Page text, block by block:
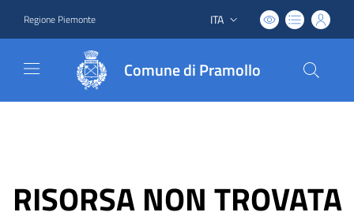
Regione Piemonte Lingua attiva:
ITA
Comune di Pramollo
RISORSA NON TROVATA